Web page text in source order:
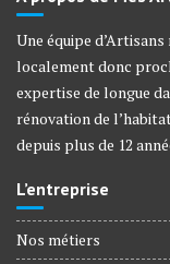
Une équipe
localement donc
expertise de longue
rénovation de
depuis plus de 12
L’entreprise
Nos métiers